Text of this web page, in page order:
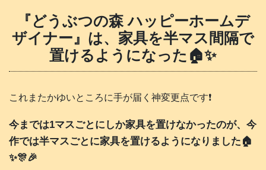
『どうぶつの森 ハッピーホームデ
ザイナー』は、家具を半マス間隔で
置けるようになった🏠️✨
これまたかゆいところに手が届く神変更点です❗️
今までは1マスごとにしか家具を置けなかったのが、今
作では半マスごとに家具を置けるようになりました🏠️
✨🎊🎉